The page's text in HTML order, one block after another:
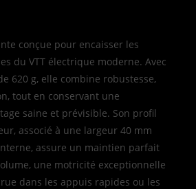
conçue pour encaisser les
du VTT électrique moderne. Avec
620 g, elle combine robustesse,
tout en conservant une
saine et prévisible. Son profil
associé à une largeur 40 mm
assure un maintien parfait
une motricité exceptionnelle
dans les appuis rapides ou les